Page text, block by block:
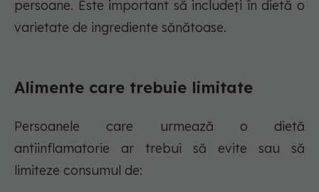
persoane. Este important să includeți în dietă o
varietate de ingrediente sănătoase.
Alimente care trebuie limitate
Persoanele care urmează o dietă
antiinflamatorie ar trebui să evite sau să
limiteze consumul de: